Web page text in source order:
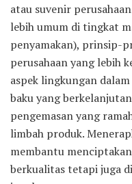
atau suvenir
lebih umum di tingkat
penyamakan), prinsip-
perusahaan yang lebih
aspek lingkungan
baku yang
pengemasan yang
limbah produk.
membantu
berkualitas tetapi juga